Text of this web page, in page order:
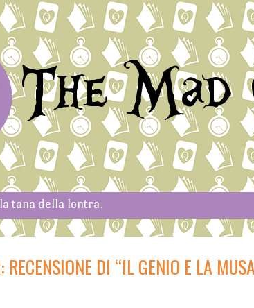
The
tana della lontra.
RECENSIONE DI “IL GENIO E LA